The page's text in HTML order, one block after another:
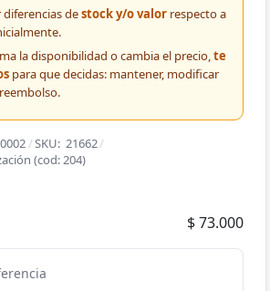
destock y/o valorrespecto a
la disponibilidad o cambia el precio,te
para que decidas: mantener, modificar
/SKU: 21662/
(cod: 204)
$ 73.000